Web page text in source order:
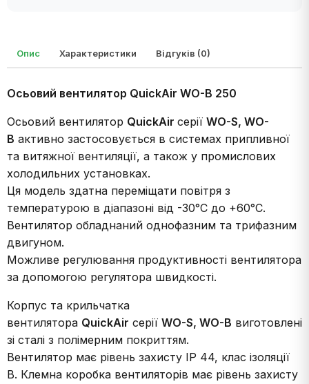
Опис Характеристики Відгуків (0)
Осьовий вентилятор QuickAir WO-B 250
Осьовий вентилятор QuickAir серії WO-S, WO-
B активно застосовується в системах припливної
та витяжної вентиляції, а також у промислових
холодильних установках.
Ця модель здатна переміщати повітря з
температурою в діапазоні від -30°С до +60°С.
Вентилятор обладнаний однофазним та трифазним
двигуном.
Можливе регулювання продуктивності вентилятора
за допомогою регулятора швидкості.
Корпус та крильчатка
вентилятора QuickAir серії WO-S, WO-B виготовлені
зі сталі з полімерним покриттям.
Вентилятор має рівень захисту IP 44, клас ізоляції
В. Клемна коробка вентиляторів має рівень захисту